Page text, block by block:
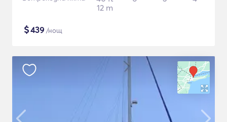
12 m
$439 /нощ